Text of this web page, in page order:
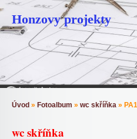
Honzovy projekty
Úvod » Fotoalbum » wc skříňka »
wc skříňka